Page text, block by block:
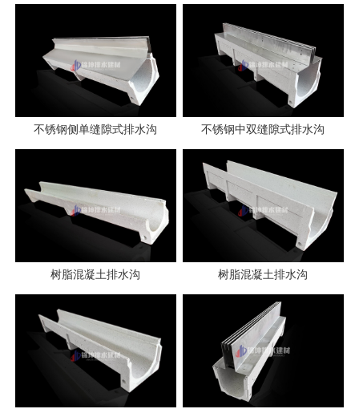
不锈钢侧单缝隙式排水沟 不锈钢中双缝隙式排水沟
树脂混凝土排水沟 树脂混凝土排水沟